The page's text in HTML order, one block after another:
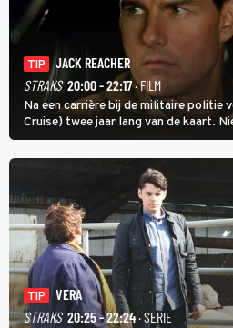
TIP
JACK REACHER
STRAKS 20:00 - 22:17· FILM
Na een carrière bij de militaire politie
Cruise) twee jaar lang van de kaart.
uithangt, totdat moordverdachte
TIP
VERA
STRAKS 20:25 - 22:24· SERIE